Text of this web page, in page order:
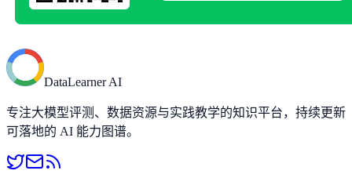
DataLearner AI
专注大模型评测、数据资源与实践教学的知识平台，持续更新
可落地的 AI 能力图谱。